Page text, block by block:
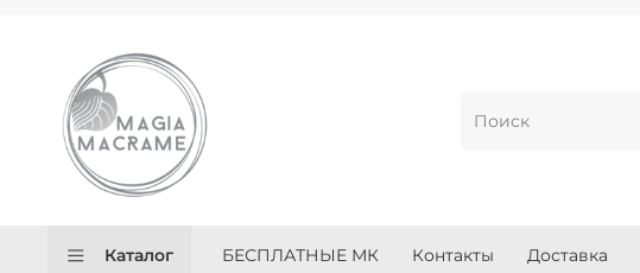
Каталог БЕСПЛАТНЫЕ МК Контакты Доставка